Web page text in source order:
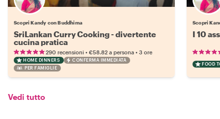
Scopri Kandy con Buddhima
SriLankan Curry Cooking - divertente
cucina pratica
290 recensioni • €58.82 a persona • 3 ore
HOME DINNERS
CONFERMA IMMEDIATA
PER FAMIGLIE
Scopri
I 10
FOOD
Vedi tutto